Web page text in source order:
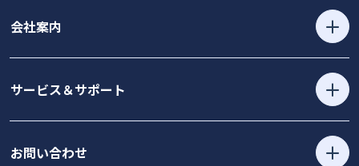
会社案内
サービス＆サポート
お問い合わせ